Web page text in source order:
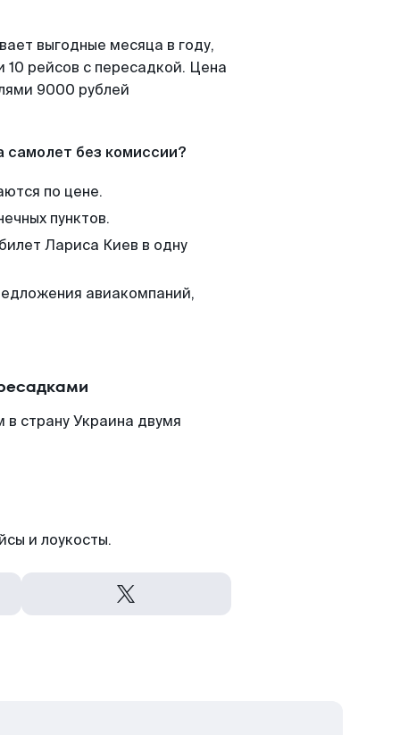
выгодные месяца в году,
рейсов с пересадкой. Цена
9000 рублей
самолет без комиссии?
по цене.
пунктов.
Лариса Киев в одну
авиакомпаний,
страну Украина двумя
и лоукосты.